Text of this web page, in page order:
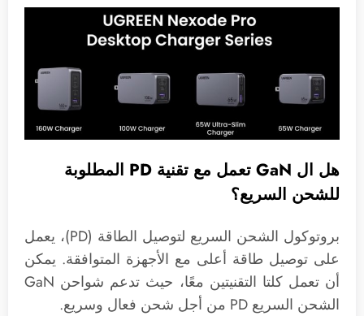
هل ال GaN تعمل مع تقنية PD المطلوبة
للشحن السريع؟
بروتوكول الشحن السريع لتوصيل الطاقة (PD)، يعمل
على توصيل طاقة أعلى مع الأجهزة المتوافقة. يمكن
أن تعمل كلتا التقنيتين معًا، حيث تدعم شواحن GaN
الشحن السريع PD من أجل شحن فعال وسريع.